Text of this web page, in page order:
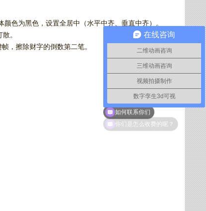
色为黑色，设置全居中（水平中齐、垂直中齐）。
。
，擦除财字的倒数第二笔。
在线咨询
二维动画咨询
三维动画咨询
视频拍摄制作
数字孪生3d可视
如何联系你们